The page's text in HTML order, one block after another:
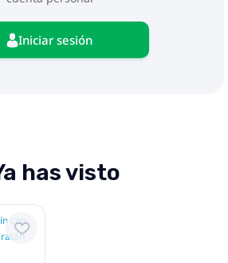
Iniciar sesión
has visto